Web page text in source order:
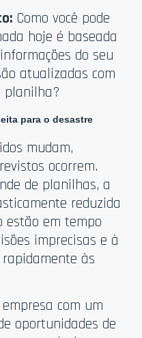
Como você pode
hoje é baseada
do seu
atualizadas com
planilha?
para o desastre
mudam,
ocorrem.
de planilhas, a
reduzida
estão em tempo
imprecisas e à
às
com um
oportunidades de